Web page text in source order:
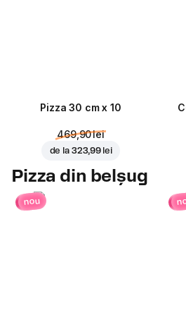
Pizza 30 cm x 10
469,90 lei
de la 323,99 lei
Pizza din belșug
nou